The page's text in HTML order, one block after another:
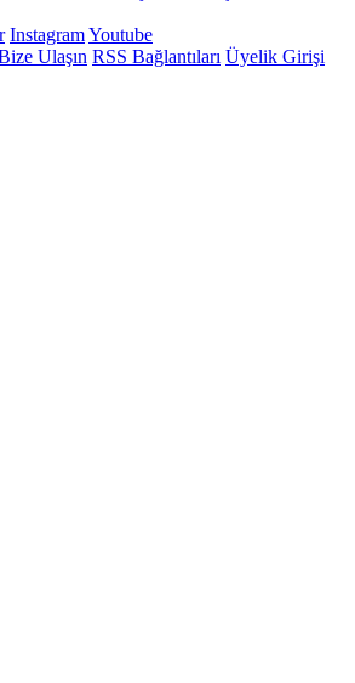
InstagramYoutube
Ulaşın RSS Bağlantıları Üyelik Girişi